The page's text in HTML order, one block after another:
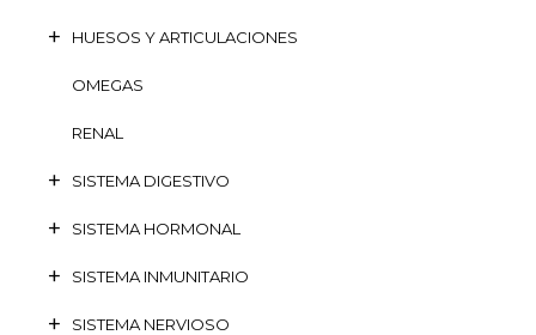
HUESOS Y ARTICULACIONES
OMEGAS
RENAL
SISTEMA DIGESTIVO
SISTEMA HORMONAL
SISTEMA INMUNITARIO
SISTEMA NERVIOSO